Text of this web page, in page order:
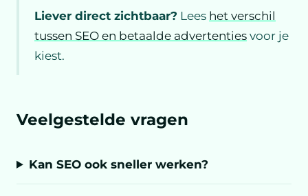
Liever direct zichtbaar? Lees het verschil
tussen SEO en betaalde advertentiesvoor je
kiest.
Veelgestelde vragen
Kan SEO ook sneller werken?